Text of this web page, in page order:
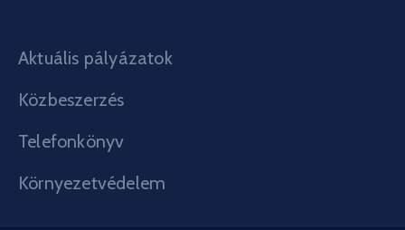
Aktuális pályázatok
Közbeszerzés
Telefonkönyv
Környezetvédelem